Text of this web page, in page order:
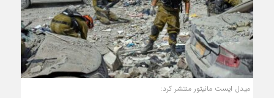
میدل ایست مانیتور منتشر کرد: